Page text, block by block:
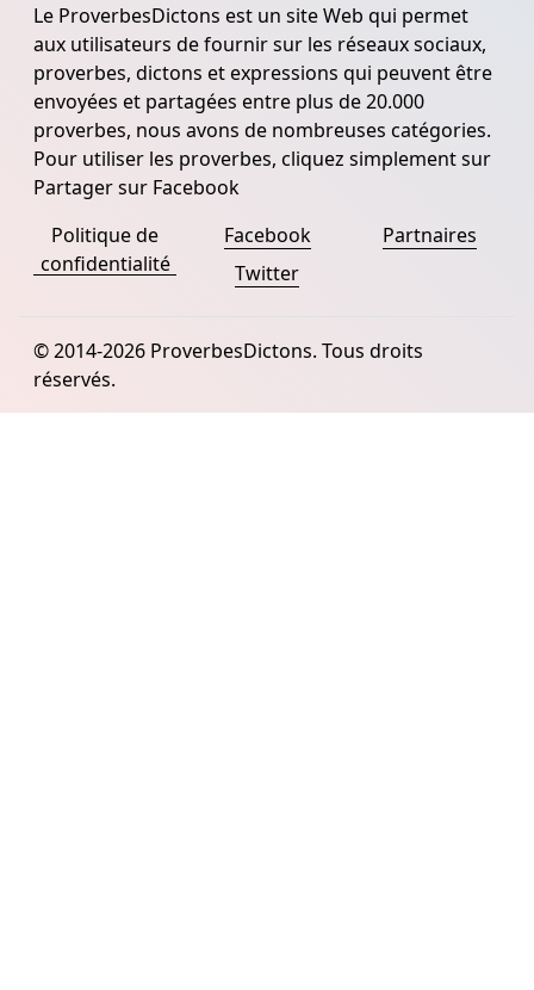
Le ProverbesDictons est un site Web qui permet
aux utilisateurs de fournir sur les réseaux sociaux,
proverbes, dictons et expressions qui peuvent être
envoyées et partagées entre plus de 20.000
proverbes, nous avons de nombreuses catégories.
Pour utiliser les proverbes, cliquez simplement sur
Partager sur Facebook
Politique de
confidentialité
Facebook
Twitter
Partnaires
© 2014-2026 ProverbesDictons. Tous droits
réservés.